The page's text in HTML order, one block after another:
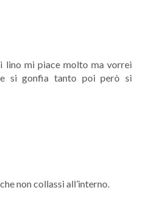
lino mi piace molto ma vorrei
si gonfia tanto poi però si
non collassi all’interno.